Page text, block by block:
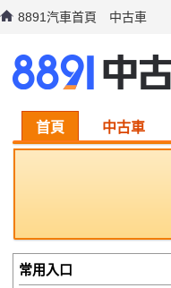
8891汽車首頁 中古車
首頁 中古車
常用入口